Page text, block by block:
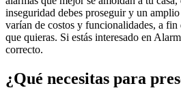
inseguridad debes proseguir y un
varían de costos y funcionalidades, a fin
que quieras. Si estás interesado en
correcto.
¿Qué necesitas para